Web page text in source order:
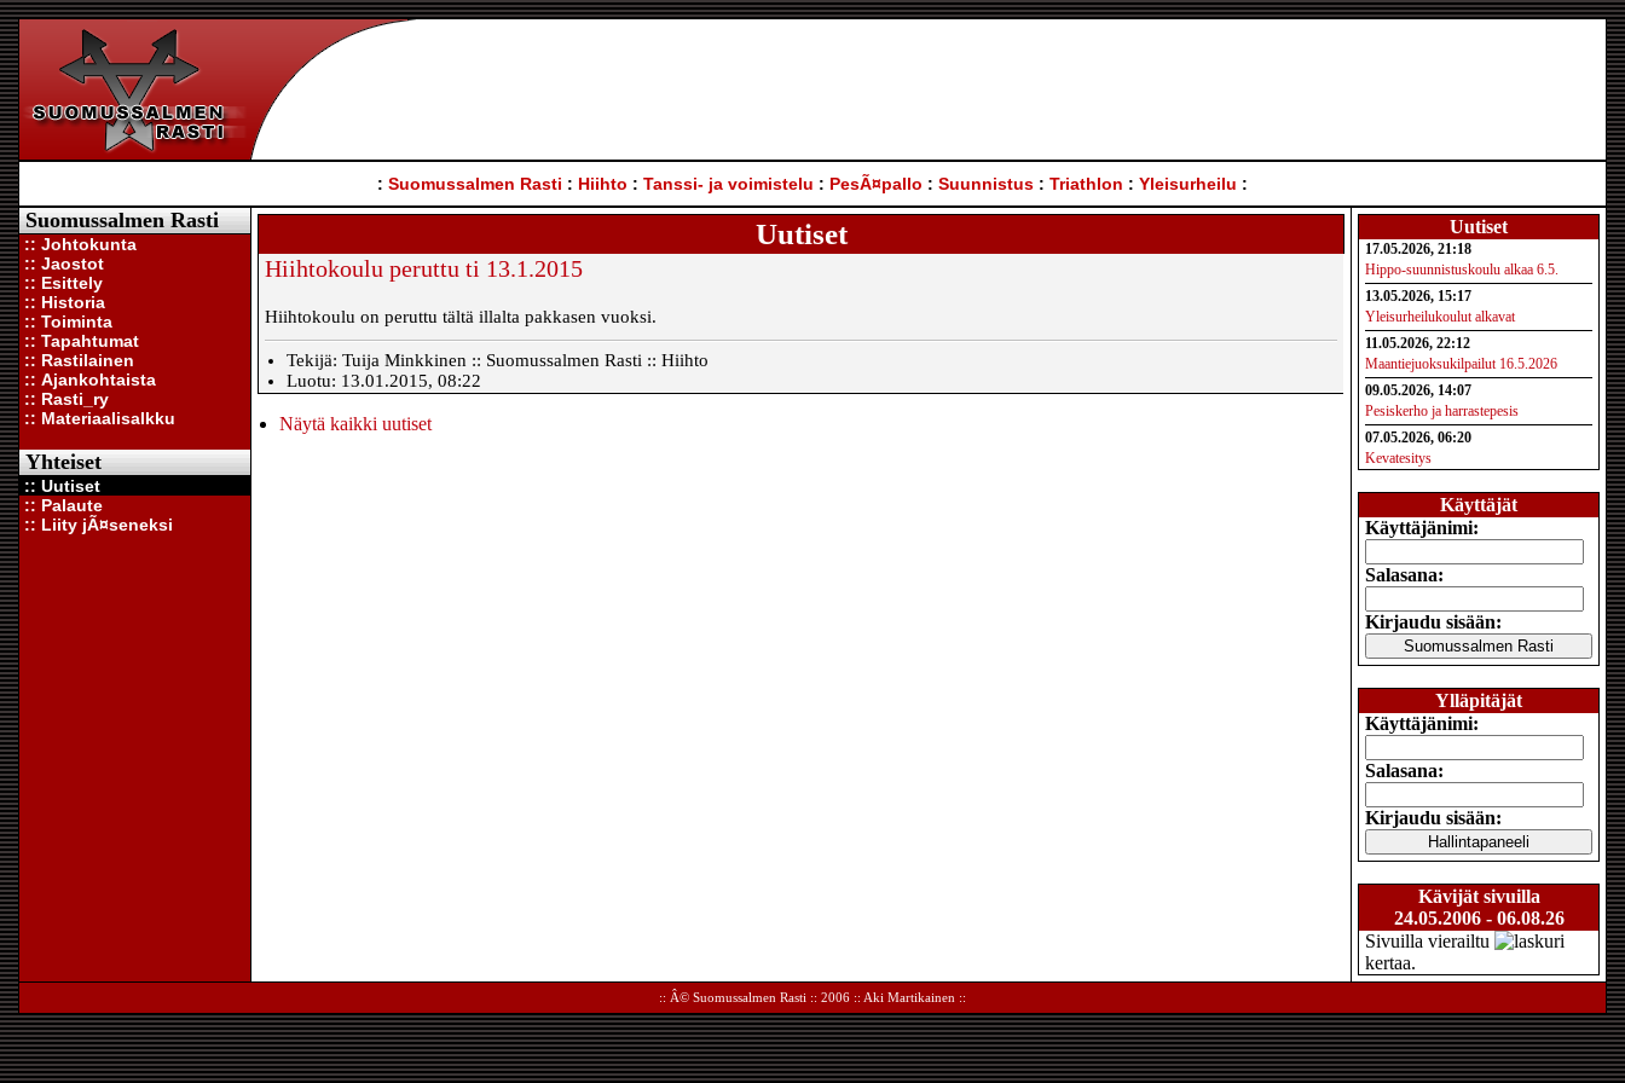
: Suomussalmen Rasti : Hiihto : Tanssi- ja voimistelu : PesÃ¤pallo : Suunnistus : Triathlon : Yleisurheilu :
Suomussalmen Rasti
:: Johtokunta
:: Jaostot
:: Esittely
:: Historia
:: Toiminta
:: Tapahtumat
:: Rastilainen
:: Ajankohtaista
:: Rasti_ry
:: Materiaalisalkku
Yhteiset
:: Uutiset
:: Palaute
:: Liity jÃ¤seneksi
Uutiset
Hiihtokoulu peruttu ti 13.1.2015
Hiihtokoulu on peruttu tältä illalta pakkasen vuoksi.
Tekijä: Tuija Minkkinen :: Suomussalmen Rasti :: Hiihto
Luotu: 13.01.2015, 08:22
Näytä kaikki uutiset
Uutiset
17.05.2026, 21:18
Hippo-suunnistuskoulu alkaa 6.5.
13.05.2026, 15:17
Yleisurheilukoulut alkavat
11.05.2026, 22:12
Maantiejuoksukilpailut 16.5.2026
09.05.2026, 14:07
Pesiskerho ja harrastepesis
07.05.2026, 06:20
Kevatesitys
Käyttäjät
Käyttäjänimi:
Salasana:
Kirjaudu sisään:
Ylläpitäjät
Käyttäjänimi:
Salasana:
Kirjaudu sisään:
Kävijät sivuilla
24.05.2006 - 06.08.26
Sivuilla vierailtu
kertaa.
:: Â© Suomussalmen Rasti :: 2006 :: Aki Martikainen ::